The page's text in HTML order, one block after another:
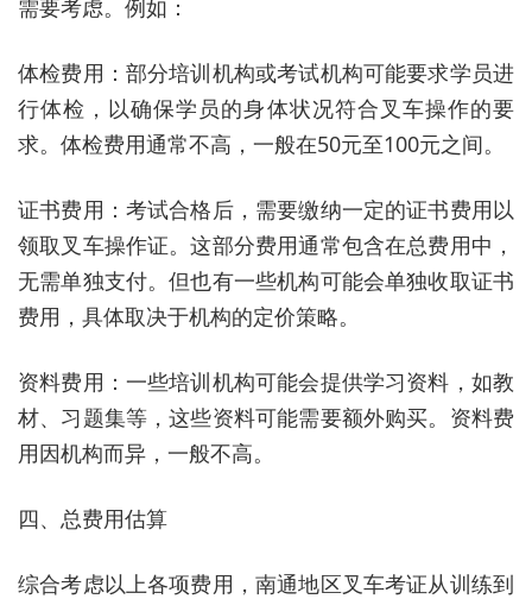
需要考虑。例如：
体检费用：部分培训机构或考试机构可能要求学员进
行体检，以确保学员的身体状况符合叉车操作的要
求。体检费用通常不高，一般在50元至100元之间。
证书费用：考试合格后，需要缴纳一定的证书费用以
领取叉车操作证。这部分费用通常包含在总费用中，
无需单独支付。但也有一些机构可能会单独收取证书
费用，具体取决于机构的定价策略。
资料费用：一些培训机构可能会提供学习资料，如教
材、习题集等，这些资料可能需要额外购买。资料费
用因机构而异，一般不高。
四、总费用估算
综合考虑以上各项费用，南通地区叉车考证从训练到